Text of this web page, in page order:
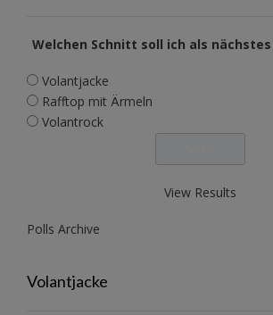
Welchen Schnitt soll ich als
Volantjacke
Rafftop mit Ärmeln
Volantrock
View Results
Polls Archive
Volantjacke